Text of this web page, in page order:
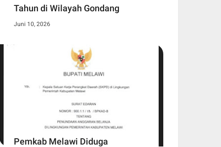
Tahun di Wilayah Gondang
Juni 10, 2026
Pemkab Melawi Diduga